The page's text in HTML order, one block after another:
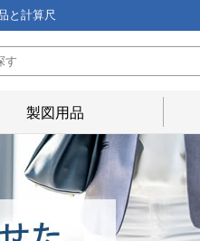
と計算尺
製図用品